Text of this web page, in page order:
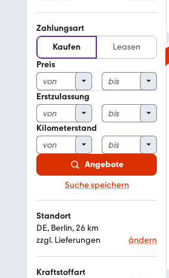
Zahlungsart
Kaufen
Leasen
Preis
Erstzulassung
Kilometerstand
Angebote
Suche speichern
Standort
DE, Berlin, 26 km
zzgl. Lieferungen
ändern
Kraftstoffart